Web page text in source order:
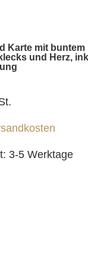
Karte mit buntem
und Herz,
3-5 Werktage